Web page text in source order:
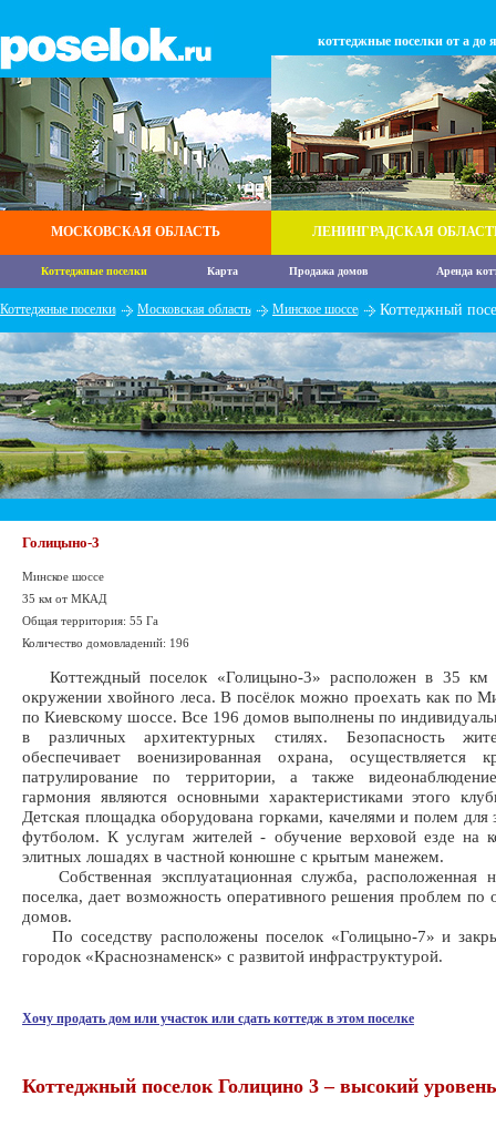
МОСКОВСКАЯ ОБЛАСТЬ
коттеджные поселки от а до я
ЛЕНИНГРАДСКАЯ
Коттеджные поселки Карта Продажа домов Аренда
Коттеджные поселки Московская область Минское шоссе Коттеджный
Голицыно-3
Минское шоссе
35 км от МКАД
Общая территория: 55 Га
Количество домовладений: 196
Коттеждный поселок «Голицыно-3» расположен в 35
окружении хвойного леса. В посёлок можно проехать как по
по Киевскому шоссе. Все 196 домов выполнены по
в различных архитектурных стилях. Безопасность
обеспечивает военизированная охрана, осуществляется
патрулирование по территории, а также
гармония являются основными характеристиками этого
Детская площадка оборудована горками, качелями и полем для
футболом. К услугам жителей - обучение верховой езде на
элитных лошадях в частной конюшне с крытым манежем.
Собственная эксплуатационная служба, расположенная
поселка, дает возможность оперативного решения проблем по
домов.
По соседству расположены поселок «Голицыно-7» и
городок «Краснознаменск» с развитой инфраструктурой.
Хочу продать дом или участок или сдать коттедж в этом поселке
Коттеджный поселок Голицино 3 – высокий